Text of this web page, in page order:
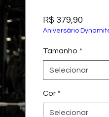
R$ 379,90
Aniversário
Tamanho *
Selecionar
Cor *
Selecionar